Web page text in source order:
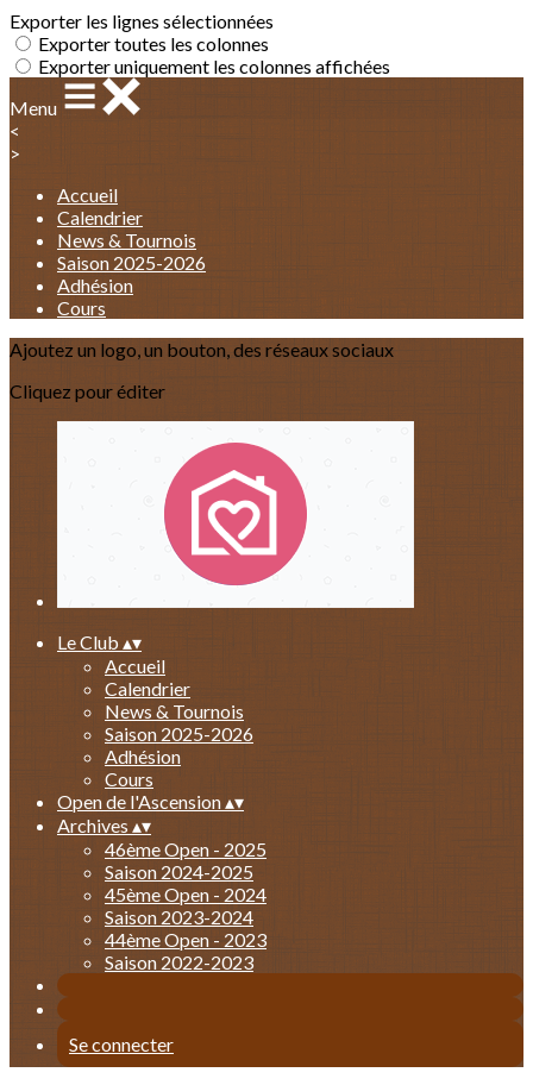
Exporter les lignes sélectionnées
Exporter toutes les colonnes
Exporter uniquement les colonnes affichées
Menu
<
>
Accueil
Calendrier
News & Tournois
Saison 2025-2026
Adhésion
Cours
Ajoutez un logo, un bouton, des réseaux sociaux
Cliquez pour éditer
Le Club ▴▾
Accueil
Calendrier
News & Tournois
Saison 2025-2026
Adhésion
Cours
Open de l'Ascension▴▾
Archives▴▾
46ème Open - 2025
Saison 2024-2025
45ème Open - 2024
Saison 2023-2024
44ème Open - 2023
Saison 2022-2023
Se connecter